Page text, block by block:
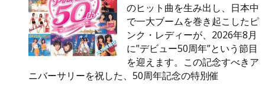
のヒット曲を生み出し、日本中
で一大ブームを巻き起こしたピ
ンク・レディーが、2026年8月
に”デビュー50周年”という節目
を迎えます。この記念すべきア
ニバーサリーを祝した、50周年記念の特別催